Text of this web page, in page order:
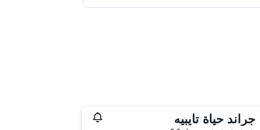
جراند حياة تايبيه